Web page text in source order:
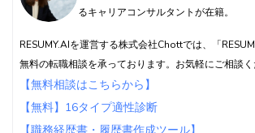
るキャリアコンサルタントが在籍。
RESUMY.AIを運営する株式会社Chottでは、「
無料の転職相談を承っております。お気軽にご相談く
【無料相談はこちらから】
【無料】16タイプ適性診断